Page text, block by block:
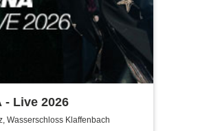
- Live 2026
Wasserschloss Klaffenbach